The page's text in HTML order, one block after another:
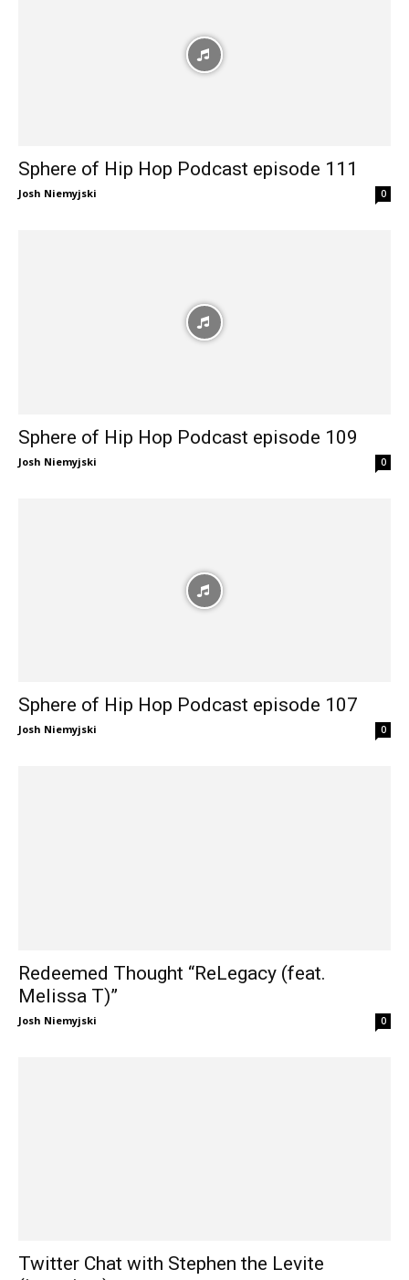
Sphere of Hip Hop Podcast episode 111
Josh Niemyjski 0
Sphere of Hip Hop Podcast episode 109
Josh Niemyjski 0
Sphere of Hip Hop Podcast episode 107
Josh Niemyjski 0
Redeemed Thought “ReLegacy (feat.
Melissa T)”
Josh Niemyjski 0
Twitter Chat with Stephen the Levite